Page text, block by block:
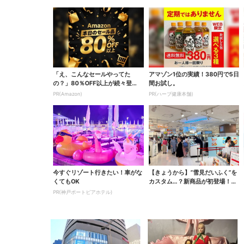
「え、こんなセールやってた
の？」80％OFF以上が続々登
場！Amazonの本気が...
PR(Amazon)
アマゾン1位の実績！380円で5日
間お試し。
PR(ハーブ健康本舗)
今すぐリゾート行きたい！車がな
くてもOK
PR(神戸ポートピアホテル)
【きょうから】“雪見だいふく”を
カスタム…？新商品が初登場！阪